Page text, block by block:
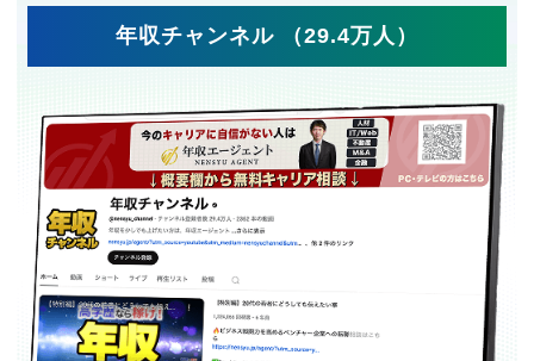
年収チャンネル （29.4万人）